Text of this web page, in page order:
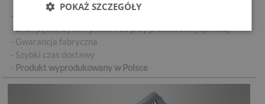
- Wysokiej jakości naklejka samoprzylepna
- Brak pęcherzyków powietrza przy prawidłowej aplikacji
- Gwarancja fabryczna
- Szybki czas dostawy
- Produkt wyprodukowany w Polsce
POKAŻ SZCZEGÓŁY